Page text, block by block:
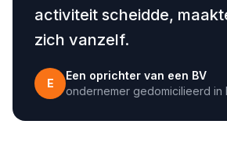
activiteit scheidde,
zich vanzelf.
E
Een oprichter van een BV
ondernemer gedomicilieerd in